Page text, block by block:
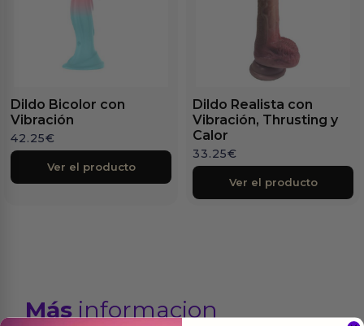
Dildo Bicolor con
Vibración
42.25€
Ver el producto
Dildo Realista con
Vibración, Thrusting y
Calor
33.25€
Ver el producto
Másinformacion